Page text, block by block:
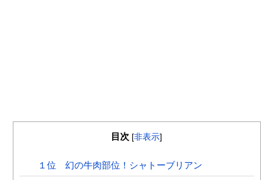
目次 [非表示]
１位 幻の牛肉部位！シャトーブリアン